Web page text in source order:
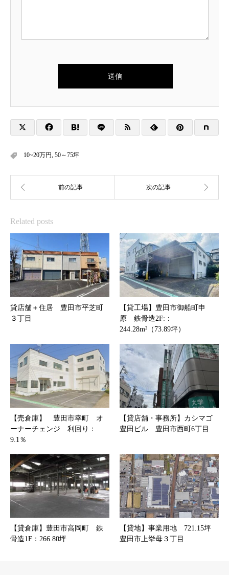
10~20万円, 50～75坪
Related posts
貸店舗＋住居 豊田市平芝町
３丁目
【貸工場】豊田市御船町申
原 鉄骨造2F:：
244.28m²（73.89坪）
【売倉庫】 豊田市幸町 オ
ーナーチェンジ 利回り：
9.1％
【貸店舗・事務所】カシマゴ
豊田ビル 豊田市西町6丁目
【貸倉庫】豊田市高岡町 鉄
骨造1F：266.80坪
【貸地】事業用地 721.15坪
豊田市上挙母３丁目